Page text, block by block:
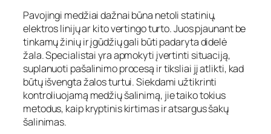
Pavojingi medžiai dažnai būna netoli statinių,
elektros linijų ar kito vertingo turto. Juos pjaunant be
tinkamų žinių ir įgūdžių gali būti padaryta didelė
žala. Specialistai yra apmokyti įvertinti situaciją,
suplanuoti pašalinimo procesą ir tiksliai jį atlikti, kad
būtų išvengta žalos turtui. Siekdami užtikrinti
kontroliuojamą medžių šalinimą, jie taiko tokius
metodus, kaip kryptinis kirtimas ir atsargus šakų
šalinimas.